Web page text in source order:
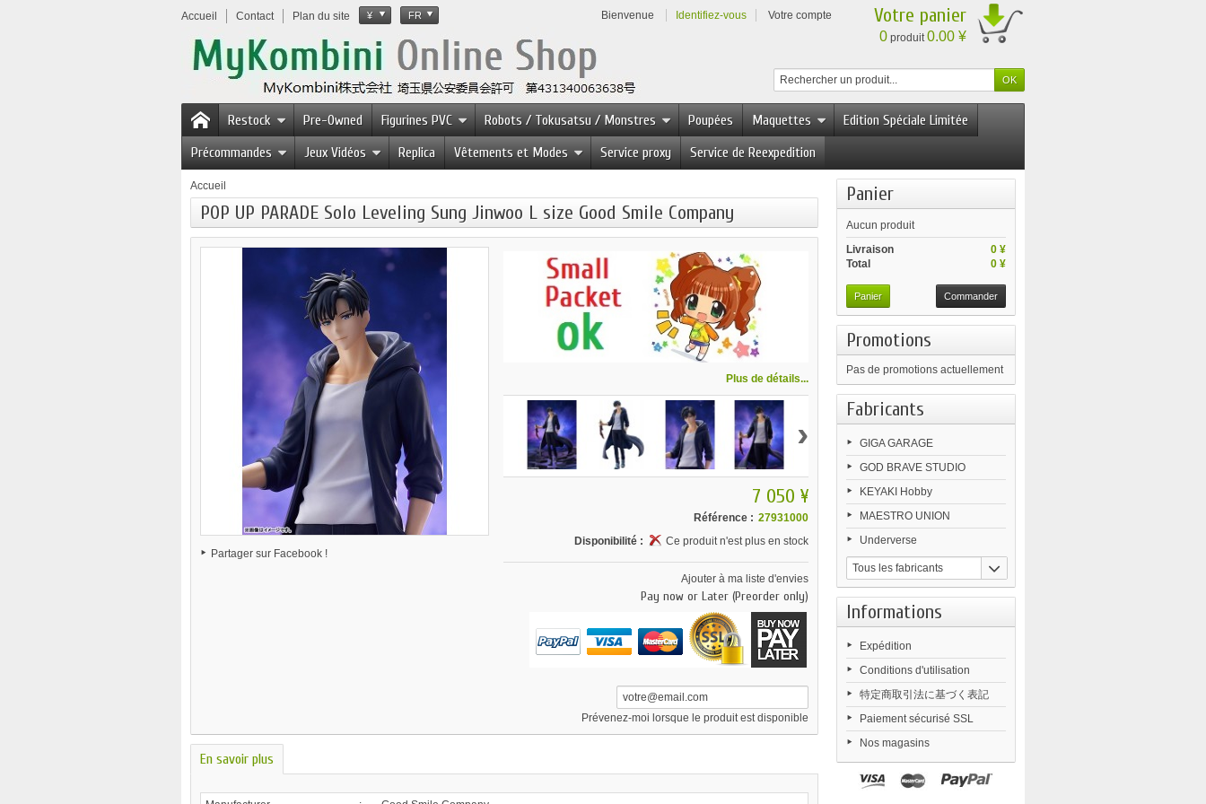
Accueil Contact Plan du site ¥ FR Bienvenue Identifiez-vous Votre compte Votre panier
0 produit0.00 ¥
Restock Pre-Owned Figurines PVC Robots / Tokusatsu / Monstres Poupées Maquettes
Edition Spéciale Limitée
Précommandes
Jeux Vidéos Replica Vêtements et Modes Service proxy Service de Reexpedition
Accueil
POP UP PARADE Solo Leveling Sung Jinwoo L size Good Smile Company
Partager sur Facebook !
Plus de détails...
›
7 050 ¥
Référence : 27931000
Disponibilité :
Ce produit n'est plus en stock
Ajouter à ma liste d'envies
Pay now or Later (Preorder only)
Prévenez-moi lorsque le produit est disponible
En savoir plus
Panier
Aucun produit
0 ¥
Livraison
0 ¥
Total
Panier Commander
Promotions
Pas de promotions actuellement
Fabricants
GIGA GARAGE
GOD BRAVE STUDIO
KEYAKI Hobby
MAESTRO UNION
Underverse
Tous les fabricants
Informations
Expédition
Conditions d'utilisation
特定商取引法に基づく表記
Paiement sécurisé SSL
Nos magasins